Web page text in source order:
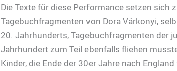
Die Texte für diese Performance setzen sich
Tagebuchfragmenten von Dora Várkonyi,
20. Jahrhunderts, Tagebuchfragmenten der
Jahrhundert zum Teil ebenfalls fliehen
Kinder, die Ende der 30er Jahre nach